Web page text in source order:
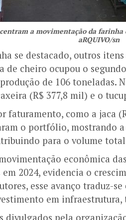
a movimentação da
aRQUIVO/sn
se destacado, outros
de cheiro ocupou o
de 106 toneladas.
(R$ 377,8 mil) e o
faturamento, como a jaca
o portfólio, mostrando
para o volume total
econômica
em 2024, evidencia o
esse avanço traduz-
em
divulgados pela